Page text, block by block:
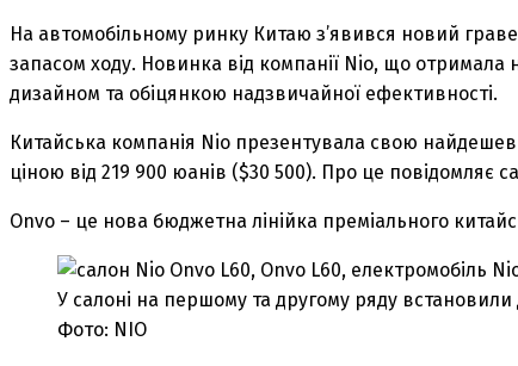
На автомобільному ринку Китаю з’явився новий
запасом ходу. Новинка від компанії Nio, що отримала
дизайном та обіцянкою надзвичайної ефективності.
Китайська компанія Nio презентувала свою
ціною від 219 900 юанів ($30 500). Про це повідомляє
Onvo – це нова бюджетна лінійка преміального
У салоні на першому та другому ряду встановили
Фото: NIO